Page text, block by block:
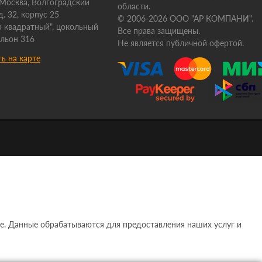
Волгоградский
32, корпус 25
цокольный
316
на карте
области.
© 2006-2026 ООО "АР КОМПАНИ".
Все права защищены.
Не является публичной офертой.
обрабатываются для предоставления наших услуг и